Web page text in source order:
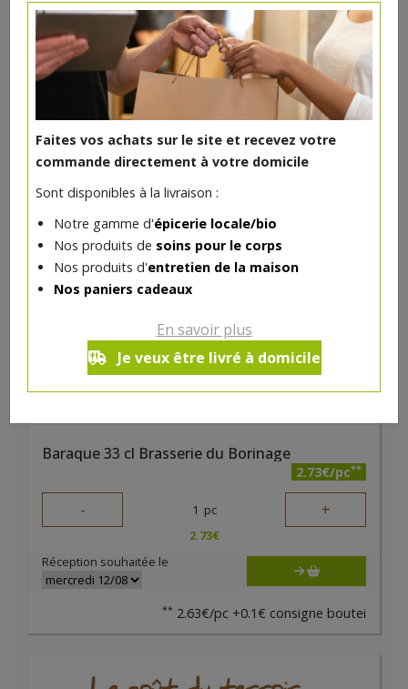
Faites vos achats sur le site et recevez votre
commande directement à votre domicile
Sont disponibles à la livraison :
Notre gamme d'épicerie locale/bio
Nos produits de soins pour le corps
Nos produits d'entretien de la maison
Nos paniers cadeaux
En savoir plus
Je veux être livré à domicile
- 1 pc +
18.4€
Réception souhaitée le
18€/pc +0.4€ consigne
DANS LA MÊME CATÉGORIE ...
Baraque 33 cl Brasserie du Borinage
2.73€/pc**
- 1 pc +
2.73€
Réception souhaitée le
** 2.63€/pc +0.1€ consigne boutei